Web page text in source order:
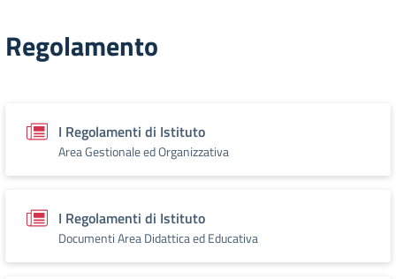
Regolamento
I Regolamenti di Istituto
Area Gestionale ed Organizzativa
I Regolamenti di Istituto
Documenti Area Didattica ed Educativa